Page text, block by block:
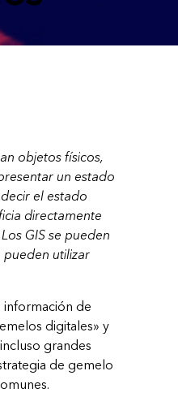
objetos físicos,
un estado
el estado
directamente
GIS se pueden
utilizar
de
digitales» y
grandes
de gemelo